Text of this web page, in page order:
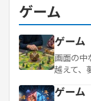
ゲーム
ゲーム
画面の中
越えて、
ゲーム